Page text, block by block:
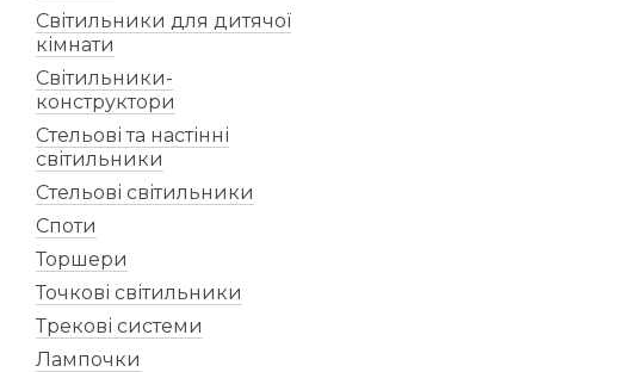
Світильники для дитячої
кімнати
Світильники-
конструктори
Стельові та настінні
світильники
Стельові світильники
Споти
Торшери
Точкові світильники
Трекові системи
Лампочки